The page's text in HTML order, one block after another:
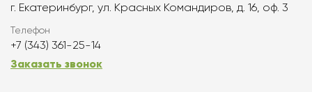
г. Екатеринбург, ул. Красных Командиров, д. 16, оф. 3
Телефон
+7 (343) 361-25-14
Заказать звонок